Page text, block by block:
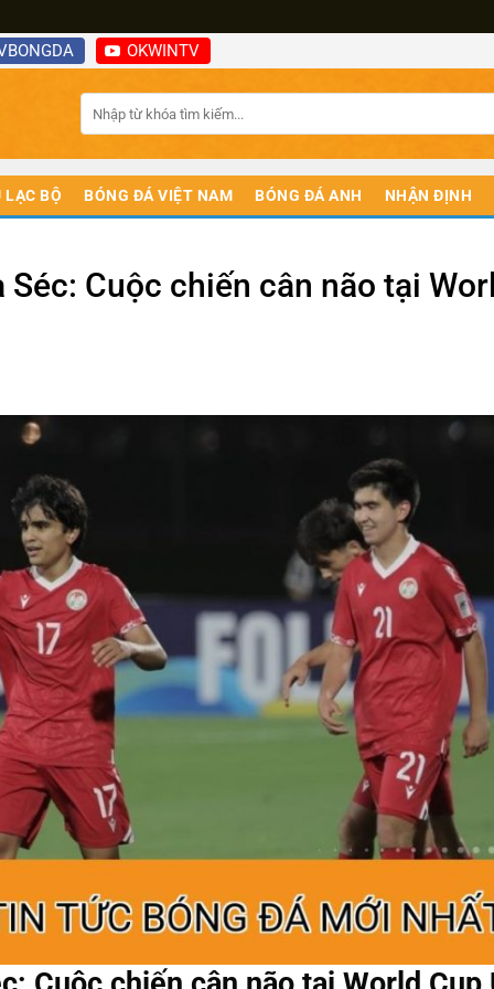
OKWINTV
LẠC BỘ BÓNG ĐÁ VIỆT NAM BÓNG ĐÁ ANH NHẬN ĐỊNH
Cuộc chiến cân não tại